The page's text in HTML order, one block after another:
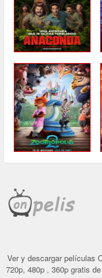
Ver y descargar películas
720p, 480p , 360p gratis